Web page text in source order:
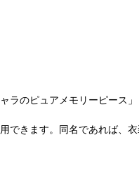
ラのピュアメモリーピース
できます。同名であれば、